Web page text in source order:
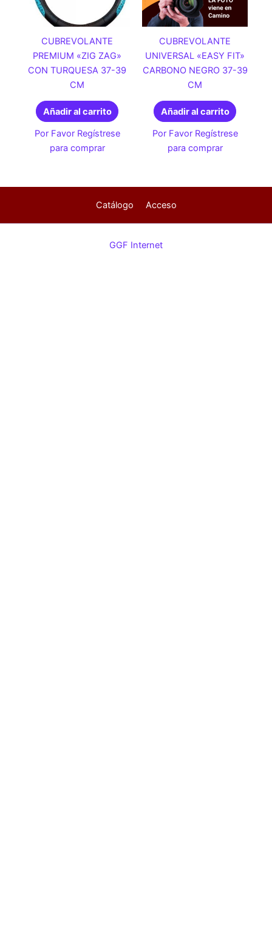
CUBREVOLANTE
PREMIUM «ZIG ZAG»
CON TURQUESA 37-39
CM
Añadir al carrito
Por Favor Regístrese
para comprar
CUBREVOLANTE
UNIVERSAL «EASY FIT»
CARBONO NEGRO 37-39
CM
Añadir al carrito
Por Favor Regístrese
para comprar
Catálogo Acceso
GGF Internet